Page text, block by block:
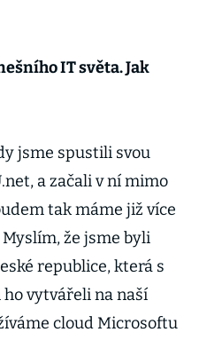
IT světa. Jak
jsme spustili svou
a začali v ní mimo
tak máme již více
že jsme byli
republice, která s
vytvářeli na naší
cloud Microsoftu